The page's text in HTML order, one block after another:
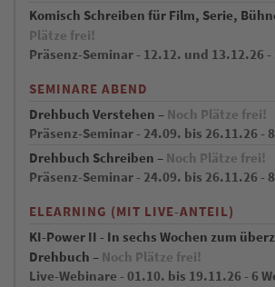
Komisch Schreiben für Film, Serie,
Plätze frei!
Präsenz-Seminar - 12.12. und 13.12.26 -
SEMINARE ABEND
Drehbuch Verstehen – Noch Plätze frei!
Präsenz-Seminar - 24.09. bis 26.11.26 -
Drehbuch Schreiben – Noch Plätze frei!
Präsenz-Seminar - 24.09. bis 26.11.26 -
ELEARNING (MIT LIVE-ANTEIL)
KI-Power II - In sechs Wochen zum
Drehbuch – Noch Plätze frei!
Live-Webinare - 01.10. bis 19.11.26 - 6